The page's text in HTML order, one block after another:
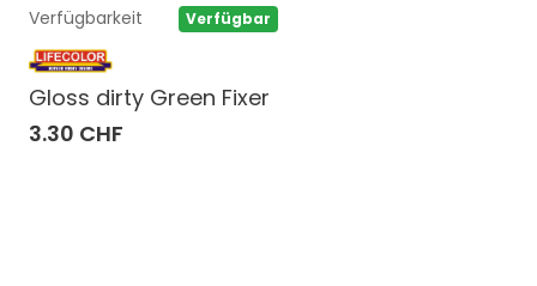
Verfügbarkeit
Verfügbar
Gloss dirty Green Fixer
3.30 CHF